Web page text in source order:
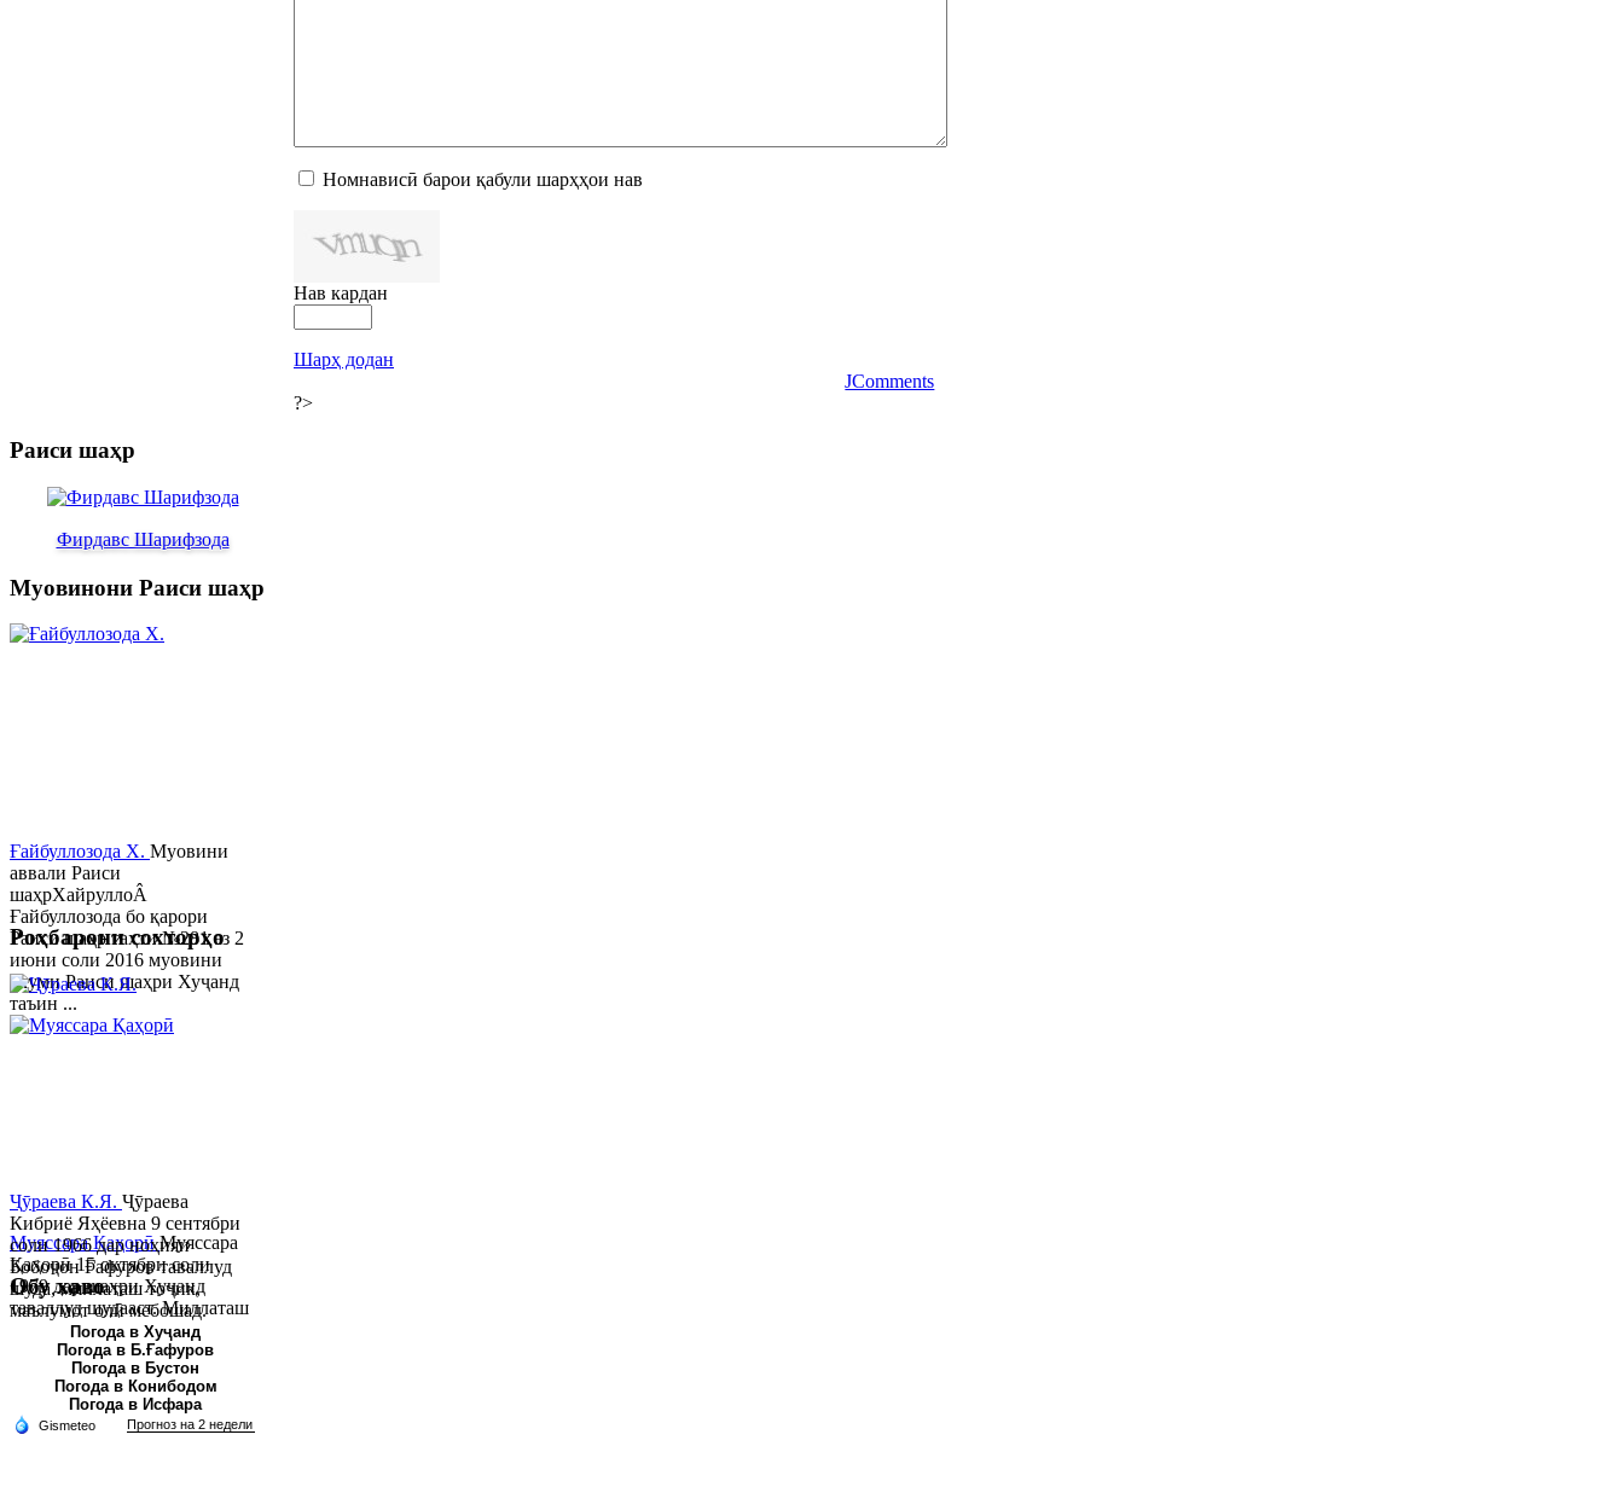
Номнависӣ барои қабули шарҳҳои нав
Нав кардан
Шарҳ додан
JComments
?>
Раиси шаҳр
Фирдавс Шарифзода
Муовинони Раиси шаҳр
Ғайбуллозода Х. Муовини
аввали Раиси
шаҳрХайруллоÂ
Ғайбуллозода бо қарори
Раиси шаҳр таҳти №281 аз 2
июни соли 2016 муовини
якуми Раиси шаҳри Хуҷанд
таъин ...
Муяссара ҚаҳорӣМуяссара
Қаҳорӣ 15 октябри соли
1979 дар шаҳри Хуҷанд
таваллуд шудааст. Миллаташ
тоҷик. Маълумот олӣ. Соли
2002 Донишгоҳи давлатии
Хуҷанд ба...
Роҳбарони сохторҳо
Ҷӯраева К.Я. Ҷӯраева
Кибриё Яҳёевна 9 сентябри
соли 1966 дар ноҳияи
Бобоҷон Ғафуров таваллуд
шуда, миллаташ тоҷик,
маълумот олӣ мебошад.
Соли 1997 Донишг...
Обу хаво
Погода в Хуҷанд
Погода в Б.Ғафуров
Погода в Бустон
Погода в Конибодом
Погода в Исфара